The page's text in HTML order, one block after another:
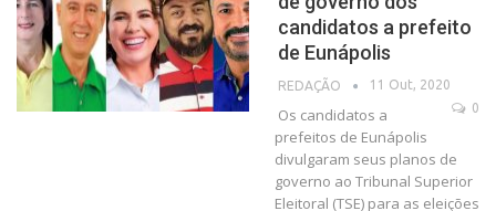
candidatos a prefeito
de Eunápolis
REDAÇÃO
11 Out, 2020
0
Os candidatos a
prefeitos de Eunápolis
divulgaram seus planos de
governo ao Tribunal Superior
Eleitoral (TSE) para as eleições